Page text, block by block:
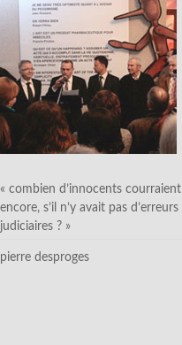
« combien d’innocents courraient
encore, s’il n’y avait pas d’erreurs
judiciaires ? »
pierre desproges